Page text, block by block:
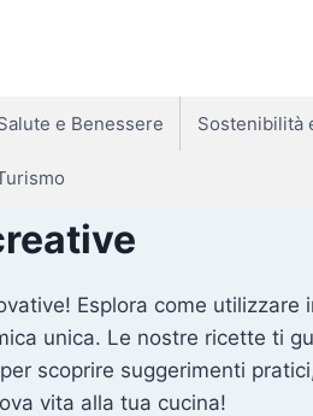
e Benessere Sostenibilità
Esplora come
unica. Le nostre ricette ti
scoprire suggerimenti
vita alla tua cucina!